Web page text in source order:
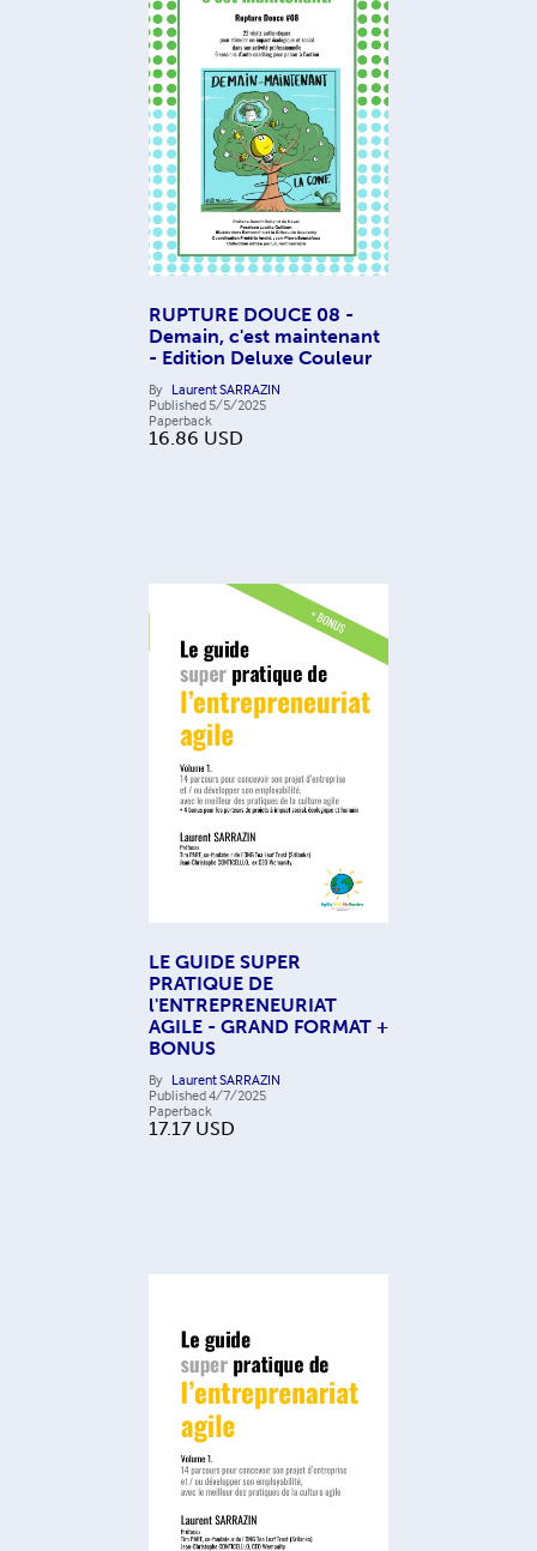
RUPTURE DOUCE 08 -
Demain, c'est maintenant
- Edition Deluxe Couleur
By Laurent SARRAZIN
Published 5/5/2025
Paperback
16.86 USD
LE GUIDE SUPER
PRATIQUE DE
l'ENTREPRENEURIAT
AGILE - GRAND FORMAT +
BONUS
By Laurent SARRAZIN
Published4/7/2025
Paperback
17.17 USD